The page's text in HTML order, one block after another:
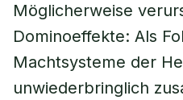
Möglicherweise
Dominoeffekte: Als
Machtsysteme der
unwiederbringlich